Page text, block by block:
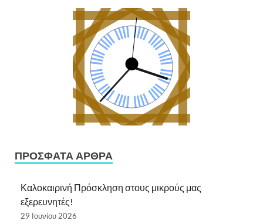
ΠΡΌΣΦΑΤΑ ΆΡΘΡΑ
Καλοκαιρινή Πρόσκληση στους μικρούς μας
εξερευνητές!
29 Ιουνίου 2026